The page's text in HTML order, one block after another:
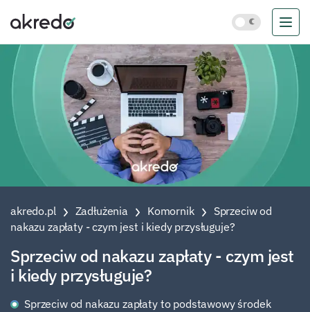
akredo.pl Zadłużenia Komornik
Sprzeciw od
nakazu zapłaty - czym jest i kiedy przysługuje?
Sprzeciw od nakazu zapłaty - czym jest
i kiedy przysługuje?
Sprzeciw od nakazu zapłaty to podstawowy środek